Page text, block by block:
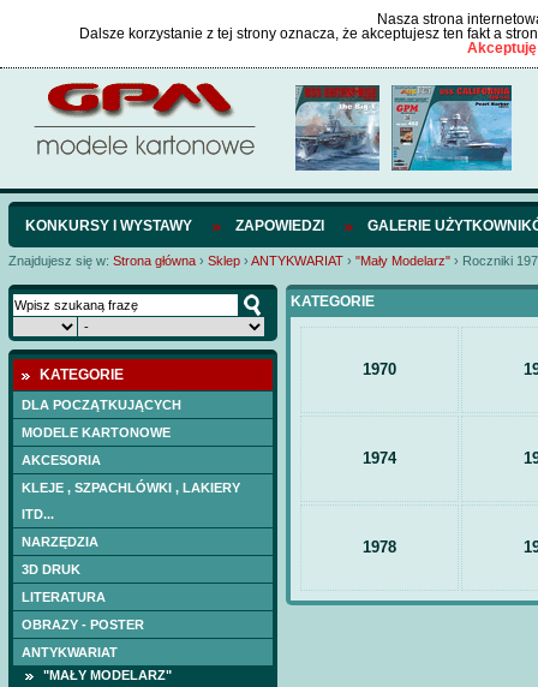
Nasza strona
Dalsze korzystanie z tej strony oznacza, że akceptujesz ten fakt a
KONKURSY I WYSTAWY ZAPOWIEDZI GALERIE
Znajdujesz się w: Strona główna › Sklep › ANTYKWARIAT › "Mały Modelarz" › Roczniki
KATEGORIE
DLA POCZĄTKUJĄCYCH
MODELE KARTONOWE
AKCESORIA
KLEJE , SZPACHLÓWKI , LAKIERY
ITD...
NARZĘDZIA
3D DRUK
LITERATURA
OBRAZY - POSTER
ANTYKWARIAT
"MAŁY MODELARZ"
KATEGORIE
1970
1974
1978